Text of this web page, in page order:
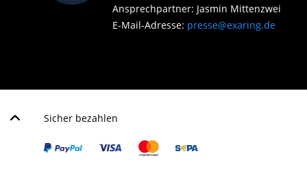
Ansprechpartner: Jasmin Mittenzwei
E-Mail-Adresse: presse@exaring.de
Sicher bezahlen